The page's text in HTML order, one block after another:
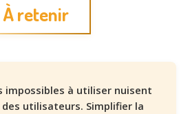
À retenir
impossibles à utiliser nuisent
des utilisateurs. Simplifier la